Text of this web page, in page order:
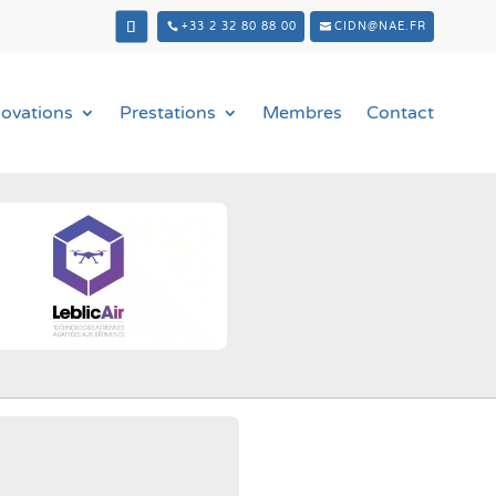
+33 2 32 80 88 00 CIDN@NAE.FR
Prestations Membres Contact